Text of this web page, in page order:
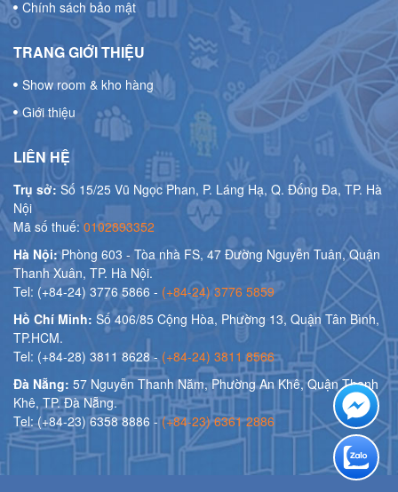
Chính sách bảo mật
TRANG GIỚI THIỆU
Show room & kho hàng
Giới thiệu
LIÊN HỆ
Trụ sở: Số 15/25 Vũ Ngọc Phan, P. Láng Hạ, Q. Đống Đa, TP. Hà
Nội
Mã số thuế: 0102893352
Hà Nội:Phòng 603 - Tòa nhà FS, 47 Đường Nguyễn Tuân, Quận
Thanh Xuân, TP. Hà Nội.
Tel: (+84-24) 3776 5866 - (+84-24) 3776 5859
Hồ Chí Minh: Số 406/85 Cộng Hòa, Phường 13, Quận Tân Bình,
TP.HCM.
Tel: (+84-28) 3811 8628 -(+84-24) 3811 8566
Đà Nẵng: 57 Nguyễn Thanh Năm, Phường An Khê, Quận Thanh
Khê, TP. Đà Nẵng.
Tel: (+84-23) 6358 8886 -(+84-23) 6361 2886